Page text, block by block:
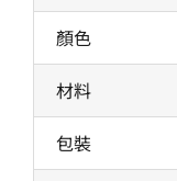
顏色
材料
包裝